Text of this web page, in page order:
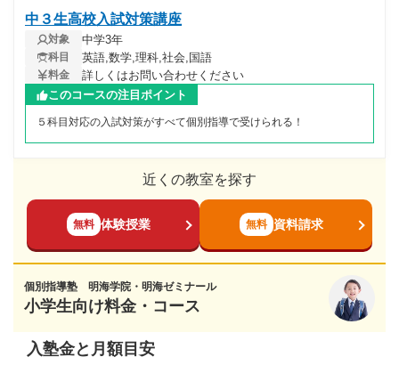
中３生高校入試対策講座
対象 中学3年
科目 英語,数学,理科,社会,国語
料金
詳しくはお問い合わせください
このコースの注目ポイント
５科目対応の入試対策がすべて個別指導で受けられる！
近くの教室を探す
無料 体験授業 無料 資料請求
個別指導塾 明海学院・明海ゼミナール
小学生向け料金・コース
入塾金と月額目安